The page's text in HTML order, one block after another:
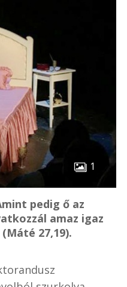
1
pedig ő az
amaz igaz
27,19).